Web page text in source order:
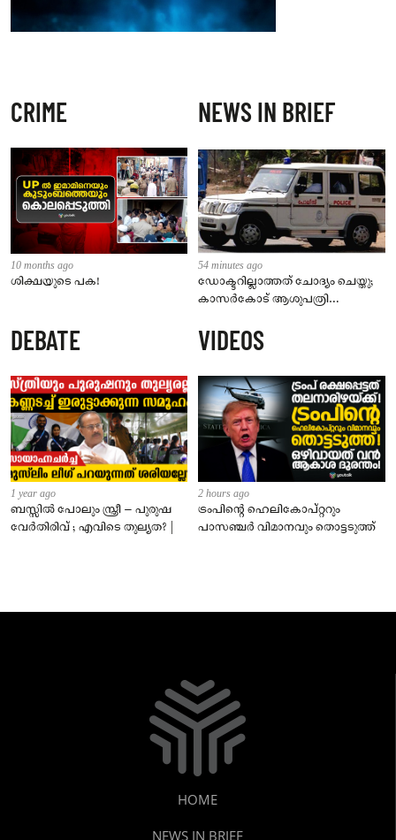
CRIME
10 months ago
ശിക്ഷയുടെ പക!
NEWS IN BRIEF
54 minutes ago
ഡോക്ടറില്ലാത്തത് ചോദ്യം ചെയ്തു;
കാസർകോട് ആശുപത്രി
നാട്ടുകാർക്കെതിരെ കേസ്
DEBATE
1 year ago
ബസ്സിൽ പോലും സ്ത്രീ – പുരുഷ
വേർതിരിവ് ; എവിടെ തുല്യത? |
VIDEOS
2 hours ago
ട്രംപിന്റെ ഹെലികോപ്റ്ററും
പാസഞ്ചര്‍ വിമാനവും തൊട്ടടുത്ത്
HOME
NEWS IN BRIEF